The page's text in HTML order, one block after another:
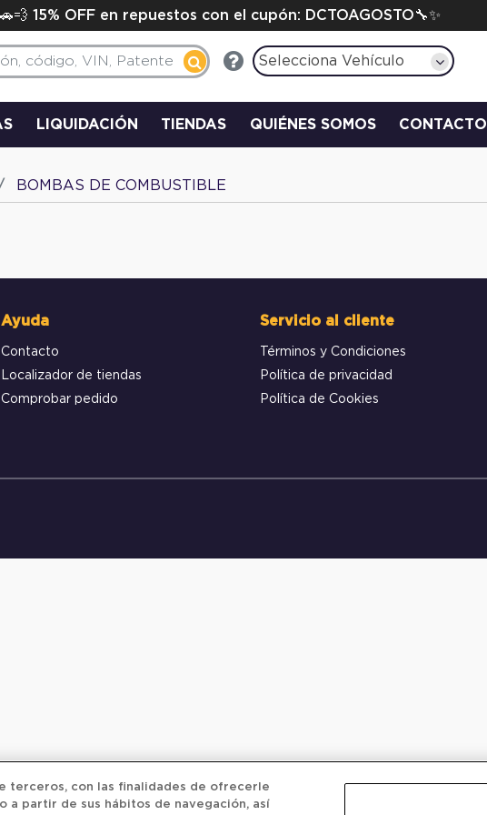
🚗💨 15% OFF en repuestos con el cupón: DCTOAGOSTO🔧✨
Selecciona Vehículo
LIQUIDACIÓN TIENDAS QUIÉNES SOMOS CONTACTO
BOMBAS DE COMBUSTIBLE
Ayuda
Contacto
Localizador de tiendas
Comprobar pedido
Servicio al cliente
Términos y Condiciones
Política de privacidad
Política de Cookies
terceros, con las finalidades de ofrecerle
a partir de sus hábitos de navegación, así